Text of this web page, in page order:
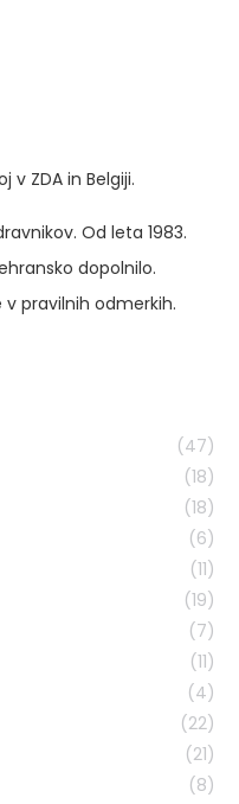
v ZDA in Belgiji.
Od leta 1983.
dopolnilo.
pravilnih odmerkih.
(47)
(18)
(18)
(6)
(11)
(19)
(7)
(11)
(4)
(22)
(21)
(8)